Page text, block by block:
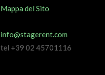
Mappa del Sito
info@stagerent.com
tel +39 02 45701116